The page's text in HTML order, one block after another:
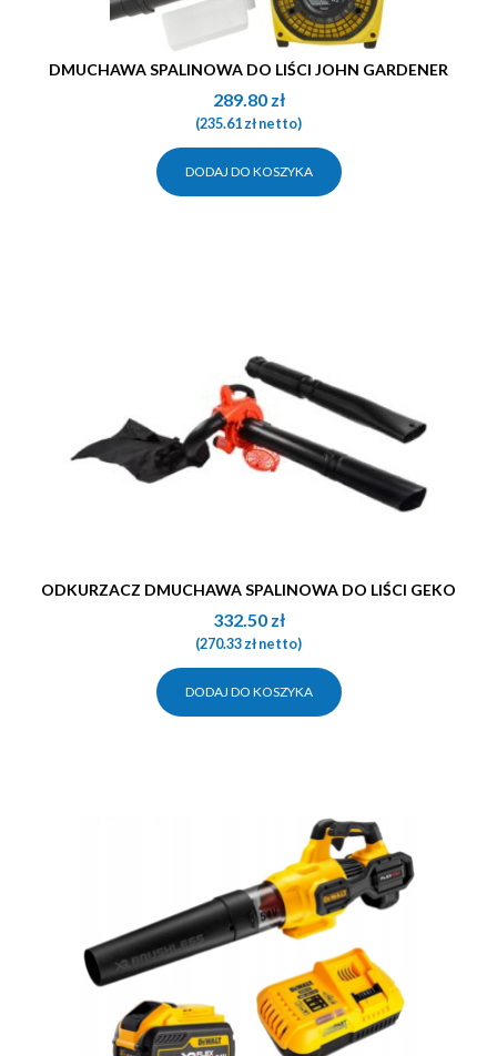
DMUCHAWA SPALINOWA DO LIŚCI JOHN GARDENER
289.80 zł
(235.61złnetto)
DODAJ DO KOSZYKA
ODKURZACZ DMUCHAWA SPALINOWA DO LIŚCI GEKO
332.50 zł
(270.33złnetto)
DODAJ DO KOSZYKA